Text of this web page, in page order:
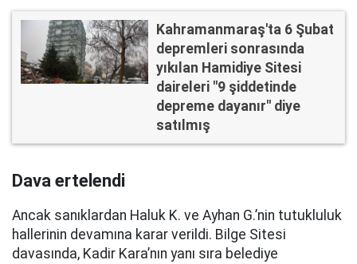
Kahramanmaraş'ta 6 Şubat
depremleri sonrasında
yıkılan Hamidiye Sitesi
daireleri "9 şiddetinde
depreme dayanır" diye
satılmış
Dava ertelendi
Ancak sanıklardan Haluk K. ve Ayhan G.’nin tutukluluk
hallerinin devamına karar verildi. Bilge Sitesi
davasında, Kadir Kara’nın yanı sıra belediye